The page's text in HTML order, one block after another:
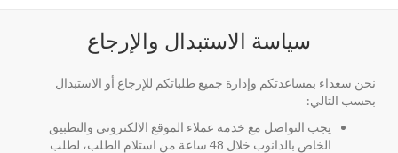
سياسة الاستبدال والإرجاع
نحن سعداء بمساعدتكم وإدارة جميع طلباتكم للإرجاع أو الاستبدال
بحسب التالي:
يجب التواصل مع خدمة عملاء الموقع الالكتروني والتطبيق
الخاص بالدانوب خلال 48 ساعة من استلام الطلب، لطلب